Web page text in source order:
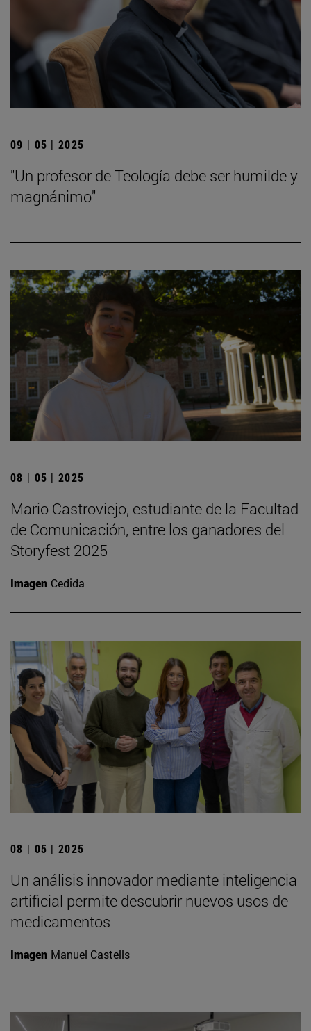
09 | 05 | 2025
"Un profesor de Teología debe ser humilde y
magnánimo"
08 | 05 | 2025
Mario Castroviejo, estudiante de la Facultad
de Comunicación, entre los ganadores del
Storyfest 2025
Imagen Cedida
08 | 05 | 2025
Un análisis innovador mediante inteligencia
artificial permite descubrir nuevos usos de
medicamentos
Imagen Manuel Castells